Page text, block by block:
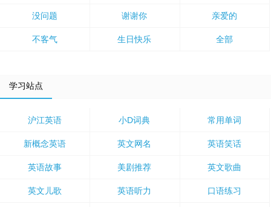
没问题 谢谢你 亲爱的
不客气 生日快乐 全部
学习站点
沪江英语 小D词典 常用单词
新概念英语 英文网名 英语笑话
英语故事 美剧推荐 英文歌曲
英文儿歌 英语听力 口语练习